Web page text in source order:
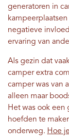
generatoren in
negatieve
ervaring van
Als gezin dat
camper extra
camper was van
alleen maar
Het was ook een
hoefden te
onderweg. Hoe